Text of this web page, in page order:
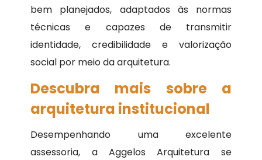
bem planejados, adaptados às normas
técnicas e capazes de transmitir
identidade, credibilidade e valorização
social por meio da arquitetura.
Descubra mais sobre a
arquitetura institucional
Desempenhando uma excelente
assessoria, a Aggelos Arquitetura se